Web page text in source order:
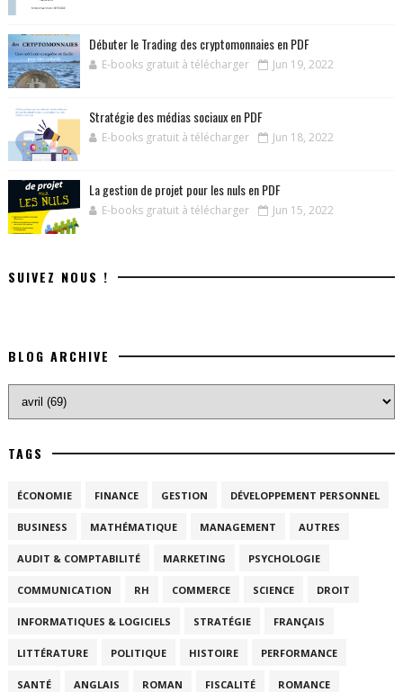
Débuter le Trading des cryptomonnaies en PDF
E-books gratuit à télécharger Jun 19, 2022
Stratégie des médias sociaux en PDF
E-books gratuit à télécharger Jun 18, 2022
La gestion de projet pour les nuls en PDF
E-books gratuit à télécharger Jun 15, 2022
SUIVEZ NOUS !
BLOG ARCHIVE
TAGS
ÉCONOMIE FINANCE GESTION DÉVELOPPEMENT PERSONNEL
BUSINESS MATHÉMATIQUE MANAGEMENT AUTRES
AUDIT & COMPTABILITÉ MARKETING PSYCHOLOGIE
COMMUNICATION RH COMMERCE SCIENCE DROIT
INFORMATIQUES & LOGICIELS STRATÉGIE FRANÇAIS
LITTÉRATURE POLITIQUE HISTOIRE PERFORMANCE
SANTÉ ANGLAIS ROMAN FISCALITÉ ROMANCE